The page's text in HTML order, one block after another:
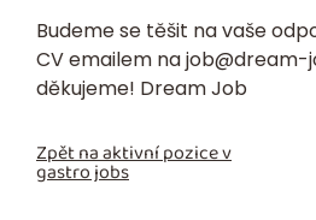
Budeme se těšit na vaše
CV emailem najob@dream-
děkujeme! Dream Job
Zpět na aktivní pozice v
gastro jobs